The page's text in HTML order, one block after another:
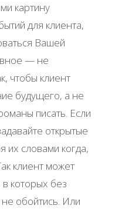
картину
для клиента,
Вашей
— не
чтобы клиент
будущего, а не
писать. Если
открытые
их словами когда,
клиент может
которых без
обойтись. Или